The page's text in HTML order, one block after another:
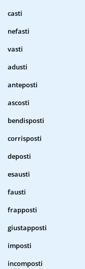
casti
nefasti
vasti
adusti
anteposti
ascosti
bendisposti
corrisposti
deposti
esausti
fausti
frapposti
giustapposti
imposti
incomposti